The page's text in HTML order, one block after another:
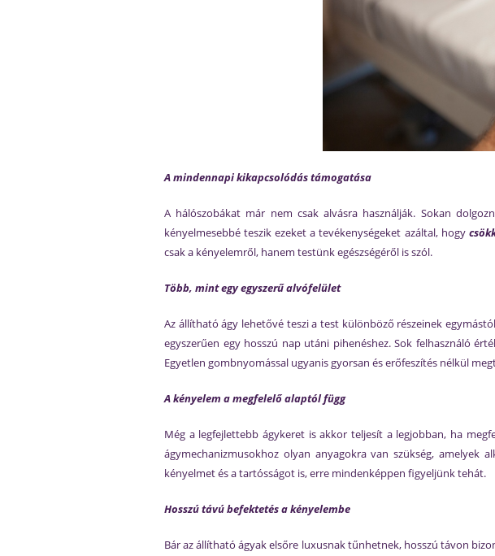
A mindennapi kikapcsolódás támogatása
A hálószobákat már nem csak alvásra használják. Sokan
kényelmesebbé teszik ezeket a tevékenységeket azáltal, hogy
csak a kényelemről, hanem testünk egészségéről is szól.
Több, mint egy egyszerű alvófelület
Az állítható ágy lehetővé teszi a test különböző részeinek
egyszerűen egy hosszú nap utáni pihenéshez. Sok felhasználó
Egyetlen gombnyomással ugyanis gyorsan és erőfeszítés nélkül
A kényelem a megfelelő alaptól függ
Még a legfejlettebb ágykeret is akkor teljesít a legjobban, ha
ágymechanizmusokhoz olyan anyagokra van szükség, amelyek
kényelmet és a tartósságot is, erre mindenképpen figyeljünk tehát.
Hosszú távú befektetés a kényelembe
Bár az állítható ágyak elsőre luxusnak tűnhetnek, hosszú távon